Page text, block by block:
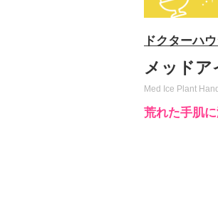
ドクターハ
メッド
Med Ice Plant
荒れた手肌